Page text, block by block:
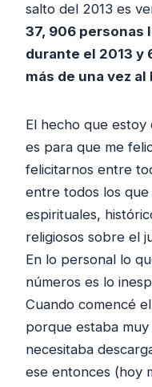
salto del 2013 es
37, 906 personas
durante el 2013 y
más de una vez al
El hecho que
es para que me
felicitarnos entre
entre todos los que
espirituales,
religiosos sobre el
En lo personal lo
números es lo
Cuando comencé
porque estaba
necesitaba
ese entonces (hoy